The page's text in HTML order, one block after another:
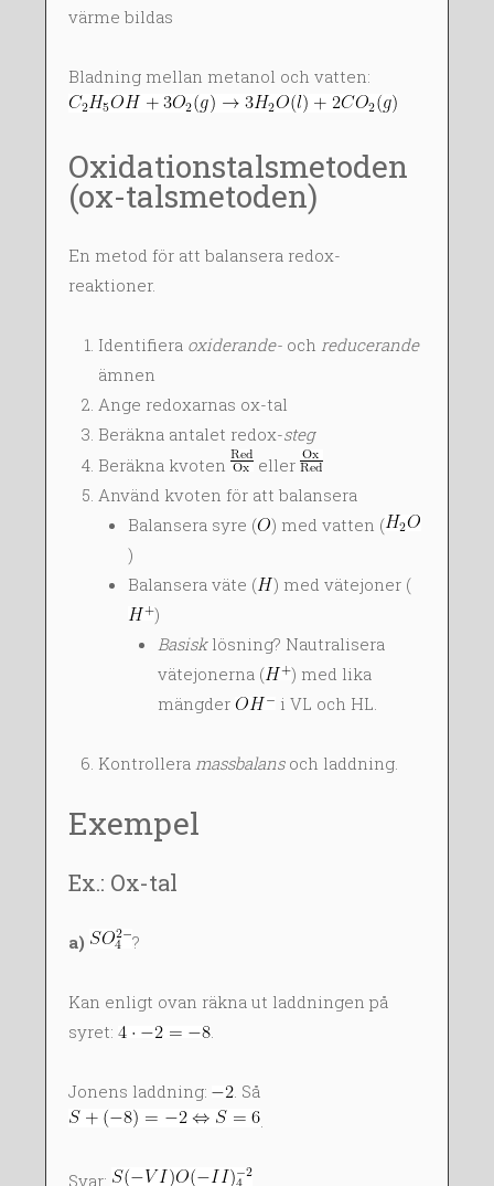
värme bildas
Bladning mellan metanol och vatten:
Oxidationstalsmetoden
(ox-talsmetoden)
En metod för att balansera redox-
reaktioner.
Identifiera oxiderande- och reducerande
ämnen
Ange redoxarnas ox-tal
Beräkna antalet redox-steg
Beräkna kvoten
eller
Använd kvoten för att balansera
Balansera syre (
) med vatten (
)
Balansera väte (
) med vätejoner (
)
Basisklösning? Nautralisera
vätejonerna (
) med lika
mängder
i VL och HL.
Kontrollera massbalansoch laddning.
Exempel
Ex.: Ox-tal
a) ?
Kan enligt ovan räkna ut laddningen på
syret:
.
Jonens laddning:
. Så
.
Svar: